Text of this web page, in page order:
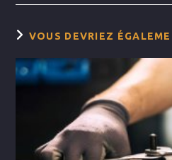
VOUS DEVRIEZ